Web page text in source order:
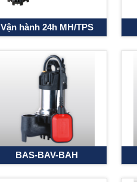
Vận hành 24h MH/TPS
BAS-BAV-BAH